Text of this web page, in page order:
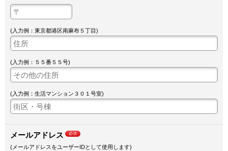
(入力例：東京都港区南麻布５丁目)
(入力例：５５番５５号)
(入力例：生活マンション３０１号室)
メールアドレス 必須
(メールアドレスをユーザーIDとして使用します)